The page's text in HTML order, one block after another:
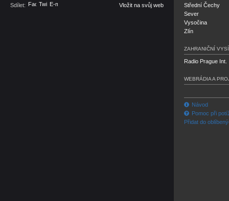
Sdílet: Facebook
TwitterE-mail Vložit na svůj web
Střední Čechy
Sever
Vysočina
Zlín
ZAHRANIČNÍ
Radio Prague Int.
WEBRÁDIA A
Návod
Pomoc při
Přidat do